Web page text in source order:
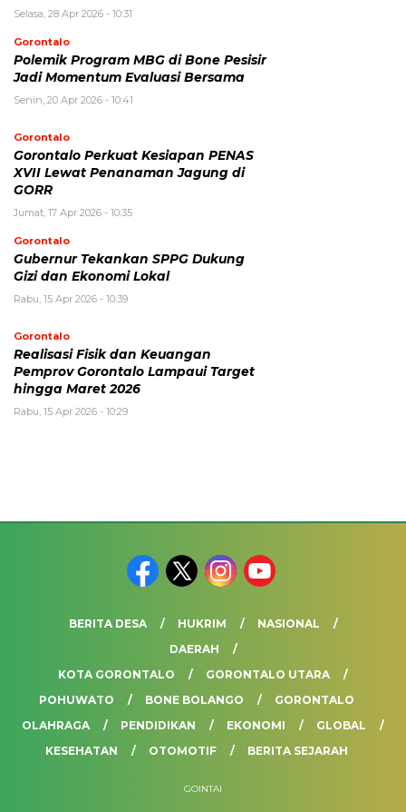
Selasa, 28 Apr 2026 - 10:31
Gorontalo
Polemik Program MBG di Bone Pesisir
Jadi Momentum Evaluasi Bersama
Senin, 20 Apr 2026 - 10:41
Gorontalo
Gorontalo Perkuat Kesiapan PENAS
XVII Lewat Penanaman Jagung di
GORR
Jumat, 17 Apr 2026 - 10:35
Gorontalo
Gubernur Tekankan SPPG Dukung
Gizi dan Ekonomi Lokal
Rabu, 15 Apr 2026 - 10:39
Gorontalo
Realisasi Fisik dan Keuangan
Pemprov Gorontalo Lampaui Target
hingga Maret 2026
Rabu, 15 Apr 2026 - 10:29
BERITA DESA HUKRIM
NASIONAL
DAERAH
KOTA GORONTALO
GORONTALO UTARA
POHUWATO
BONE BOLANGO
GORONTALO
OLAHRAGA
PENDIDIKAN EKONOMI
GLOBAL
KESEHATAN
OTOMOTIF BERITA SEJARAH
GOINTAI